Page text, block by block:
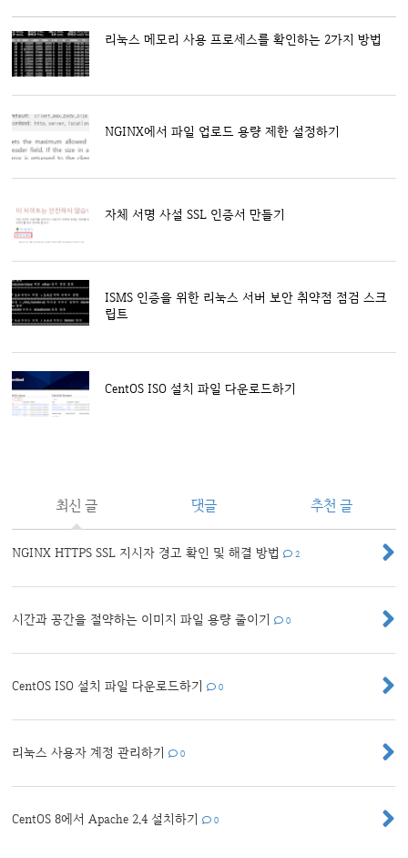
리눅스 메모리 사용 프로세스를 확인하는 2가지 방법
NGINX에서 파일 업로드 용량 제한 설정하기
자체 서명 사설 SSL 인증서 만들기
ISMS 인증을 위한 리눅스 서버 보안 취약점 점검 스크
립트
CentOS ISO 설치 파일 다운로드하기
최신 글 댓글 추천 글
NGINX HTTPS SSL 지시자 경고 확인 및 해결 방법 2
시간과 공간을 절약하는 이미지 파일 용량 줄이기 0
CentOS ISO 설치 파일 다운로드하기 0
리눅스 사용자 계정 관리하기 0
CentOS 8에서 Apache 2.4 설치하기 0